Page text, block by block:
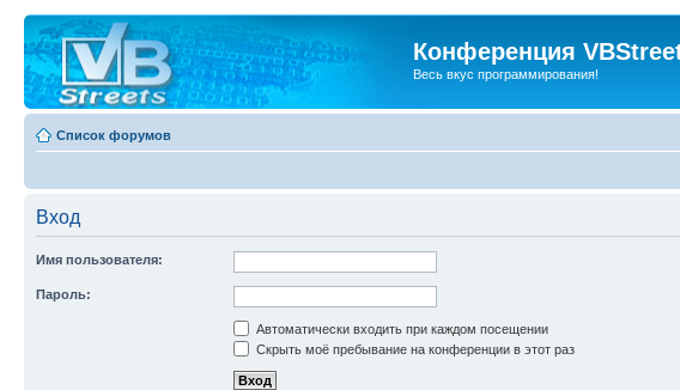
Конференция
Весь вкус программирования!
Список форумов
Вход
Имя пользователя:
Пароль:
Автоматически входить при каждом посещении
Скрыть моё пребывание на конференции в этот раз